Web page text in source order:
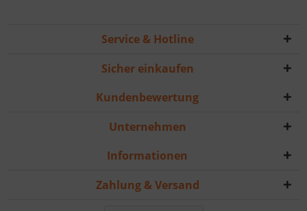
Service & Hotline
Sicher einkaufen
Kundenbewertung
Unternehmen
Informationen
Zahlung & Versand